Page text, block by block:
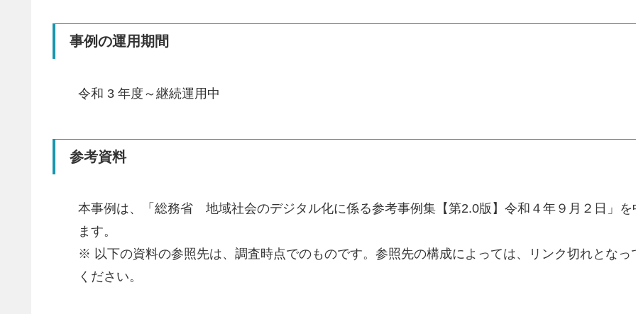
事例の運用期間
令和 3 年度～継続運用中
参考資料
本事例は、「総務省 地域社会のデジタル化に係る参考事例集【第2.0版】令和４年９月２日」
ます。
※ 以下の資料の参照先は、調査時点でのものです。参照先の構成によっては、リンク切れとな
ください。